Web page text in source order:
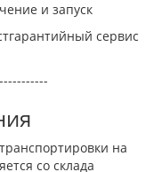
и запуск
сервис
на
со склада